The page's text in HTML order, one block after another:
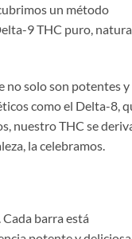
un método
9 THC puro,
no solo son potentes y
como el Delta-8,
nuestro THC se
la celebramos.
barra está